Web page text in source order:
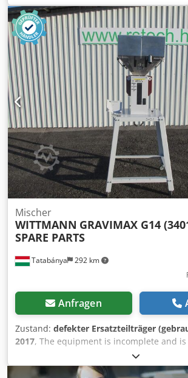
Tatabánya 292 km
Mischer
WITTMANN GRAVIMAX G14
SPARE PARTS
Anfragen
Zustand: defekter Ersatzteilträger
2017, The equipment is incomplete and
parts. Dedpeyhb Uqjfx Abrskr